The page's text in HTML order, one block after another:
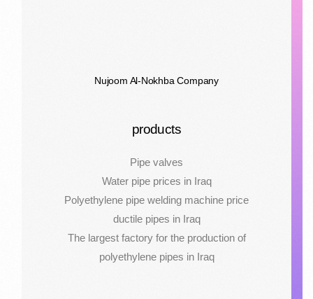
Nujoom Al-Nokhba Company
products
Pipe valves
Water pipe prices in Iraq
Polyethylene pipe welding machine price
ductile pipes in Iraq
The largest factory for the production of
polyethylene pipes in Iraq